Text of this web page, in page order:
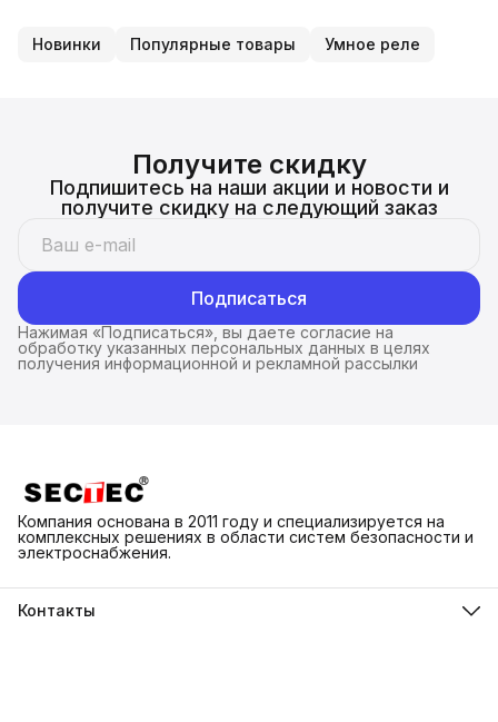
Новинки Популярные товары Умное реле
Получите скидку
Подпишитесь на наши акции и новости и
получите скидку на следующий заказ
Подписаться
Нажимая «Подписаться», вы даете согласие на
обработку указанных персональных данных в целях
получения информационной и рекламной рассылки
Компания основана в 2011 году и специализируется на
комплексных решениях в области систем безопасности и
электроснабжения.
Контакты